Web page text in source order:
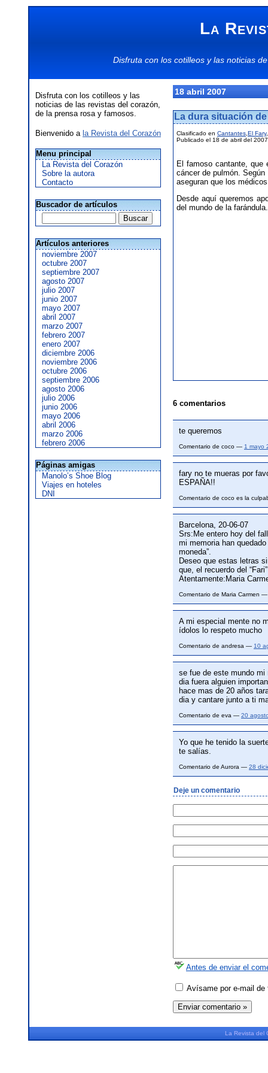
La
Disfruta con los cotilleosy las noticias
Disfruta con los cotilleos y las
noticias de las revistas del corazón,
de la prensa rosa y famosos.
Bienvenido a la Revista del Corazón
Menu principal
La Revista del Corazón
Sobre la autora
Contacto
Buscador de artículos
Artículos anteriores
noviembre 2007
octubre 2007
septiembre 2007
agosto 2007
julio 2007
junio 2007
mayo 2007
abril 2007
marzo 2007
febrero 2007
enero 2007
diciembre 2006
noviembre 2006
octubre 2006
septiembre 2006
agosto 2006
julio 2006
junio 2006
mayo 2006
abril 2006
marzo 2006
febrero 2006
Páginas amigas
Manolo’s Shoe Blog
Viajes en hoteles
DNI
18 abril 2007
La dura situación
Clasificado en Cantantes El Fary,
Publicado el 18 de abril del 2007
El famoso cantante,
cáncer de pulmón.
aseguran que los
Desde aquí queremos
del mundo de la farándula.
6 comentarios
te queremos
Comentario de coco — 1 mayo
fary no te mueras por
ESPAÑA!!
Comentario de coco es la
Barcelona, 20-06-07
Srs:Me entero hoy del
mi memoria han
moneda”.
Deseo que estas letras
que, el recuerdo del
Atentamente:Maria
Comentario de Maria Carmen
A mi especial mente no
ídolos lo respeto mucho
Comentario de andresa — 10
se fue de este mundo
dia fuera alguien
hace mas de 20 años
dia y cantare junto a ti
Comentario de eva — 20
Yo que he tenido la
te salías.
Comentario de Aurora — 28
Deje un comentario
Antes de enviar el
Avísame por e-mail de
La Revista del